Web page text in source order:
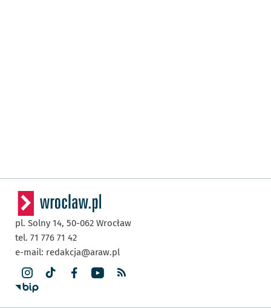
pl. Solny 14, 50-062 Wrocław
tel. 71 776 71 42
e-mail: redakcja@araw.pl